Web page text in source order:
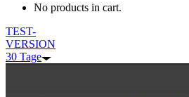
No products in cart.
TEST-
VERSION
30 Tage